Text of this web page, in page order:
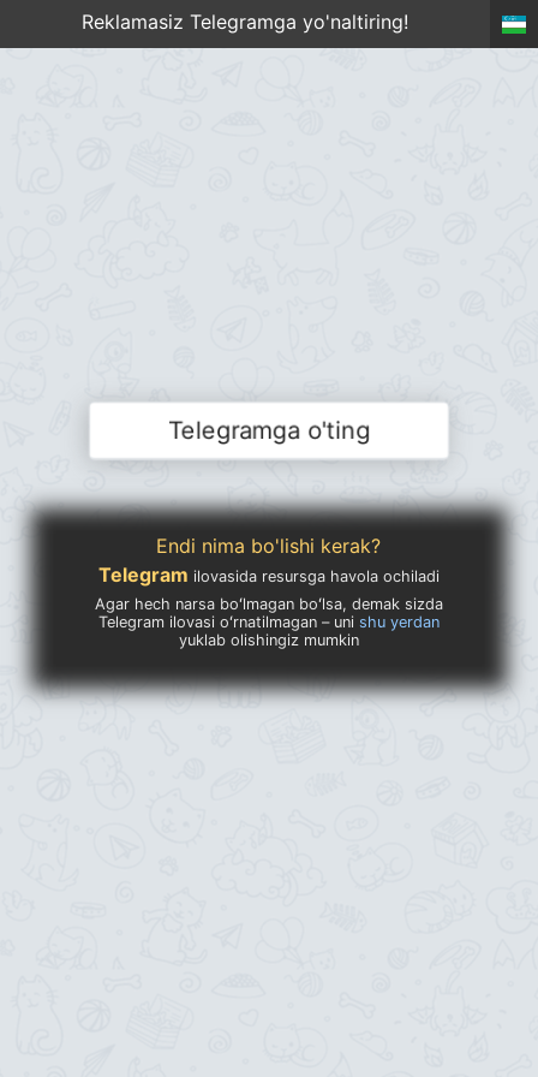
Reklamasiz Telegramga yo'naltiring!
Telegramga o'ting
Endi nima bo'lishi kerak?
Telegram ilovasida resursga havola ochiladi
Agar hech narsa boʻlmagan boʻlsa, demak sizda
Telegram ilovasi oʻrnatilmagan – uni shu yerdan
yuklab olishingiz mumkin